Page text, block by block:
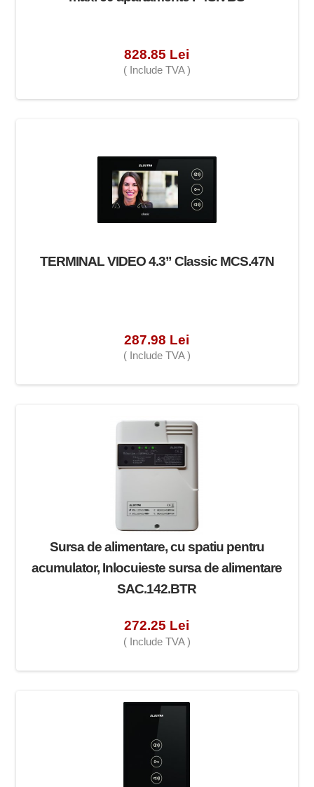
828.85 Lei
( Include TVA )
TERMINAL VIDEO 4.3” Classic MCS.47N
287.98 Lei
( Include TVA )
Sursa de alimentare, cu spatiu pentru
acumulator, Inlocuieste sursa de alimentare
SAC.142.BTR
272.25 Lei
( Include TVA )